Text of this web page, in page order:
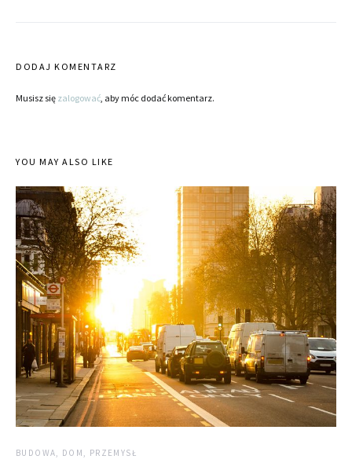
DODAJ KOMENTARZ
Musisz się zalogować , aby móc dodać komentarz.
YOU MAY ALSO LIKE
BUDOWA, DOM, PRZEMYSŁ